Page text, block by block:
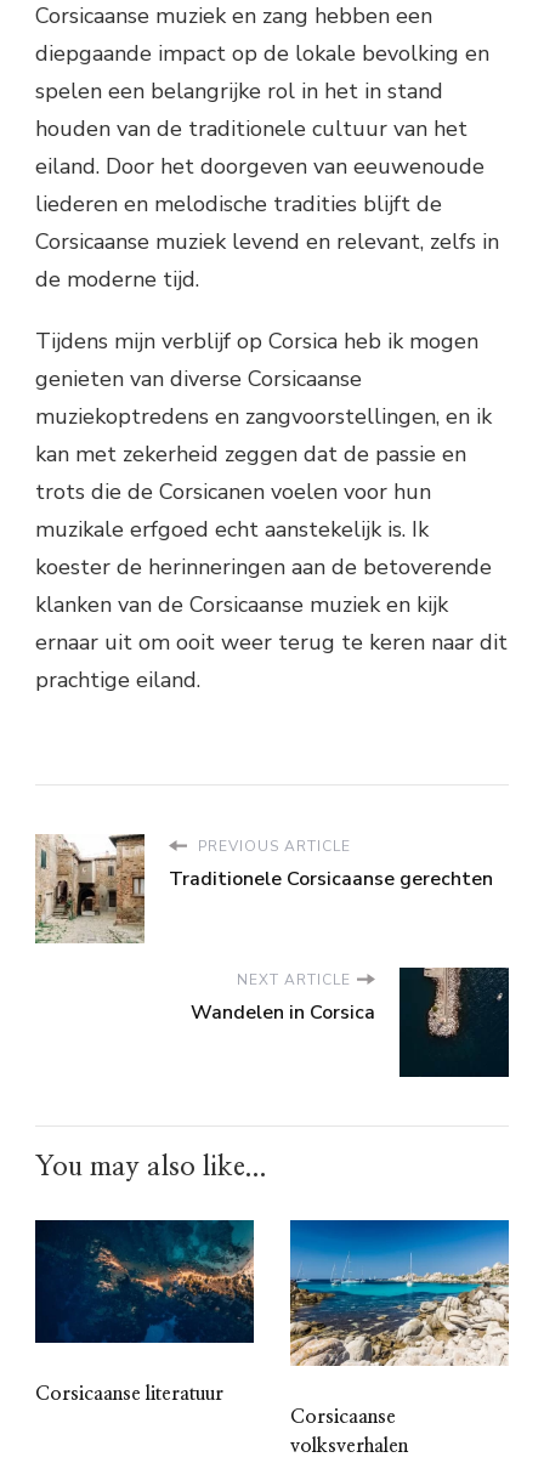
Corsicaanse muziek en zang hebben een
diepgaande impact op de lokale bevolking en
spelen een belangrijke rol in het in stand
houden van de traditionele cultuur van het
eiland. Door het doorgeven van eeuwenoude
liederen en melodische tradities blijft de
Corsicaanse muziek levend en relevant, zelfs in
de moderne tijd.
Tijdens mijn verblijf op Corsica heb ik mogen
genieten van diverse Corsicaanse
muziekoptredens en zangvoorstellingen, en ik
kan met zekerheid zeggen dat de passie en
trots die de Corsicanen voelen voor hun
muzikale erfgoed echt aanstekelijk is. Ik
koester de herinneringen aan de betoverende
klanken van de Corsicaanse muziek en kijk
ernaar uit om ooit weer terug te keren naar dit
prachtige eiland.
PREVIOUS ARTICLE
Traditionele Corsicaanse gerechten
NEXT ARTICLE
Wandelen in Corsica
You may also like...
Corsicaanse literatuur
Corsicaanse
volksverhalen